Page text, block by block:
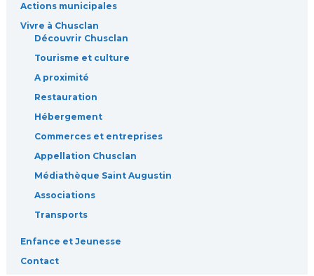
Actions municipales
Vivre à Chusclan
Découvrir Chusclan
Tourisme et culture
A proximité
Restauration
Hébergement
Commerces et entreprises
Appellation Chusclan
Médiathèque Saint Augustin
Associations
Transports
Enfance et Jeunesse
Contact